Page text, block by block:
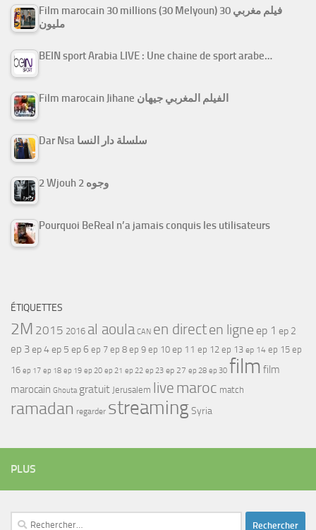
Film marocain 30 millions (30 Melyoun) فيلم مغربي 30
مليون
BEIN sport Arabia LIVE : Une chaine de sport arabe…
Film marocain Jihane الفيلم المغربي جيهان
Dar Nsa سلسلة دار النسا
2 Wjouh 2 وجوه
Pourquoi BeReal n’a jamais conquis les utilisateurs
ÉTIQUETTES
2M 2015 2016 al aoula CAN en directen ligne ep 1 ep 2
ep 3ep 4ep 5 ep 6 ep 7 ep 8 ep 9 ep 10 ep 11 ep 12 ep 13 ep 14 ep 15 ep
16 ep 17 ep 18 ep 19 ep 20 ep 21 ep 22 ep 23 ep 27 ep 28 ep 30 film film
marocain Ghouta gratuit Jerusalem live maroc match
ramadan regarder streamingSyria
PLUS
Rechercher :